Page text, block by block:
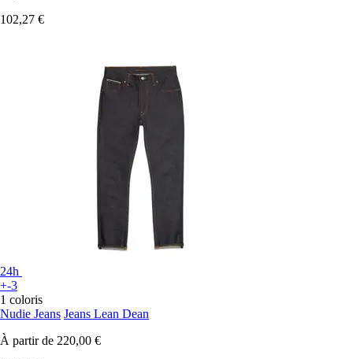
102,27 €
24h
+-3
1 coloris
Nudie Jeans Jeans Lean Dean
À partir de 220,00 €